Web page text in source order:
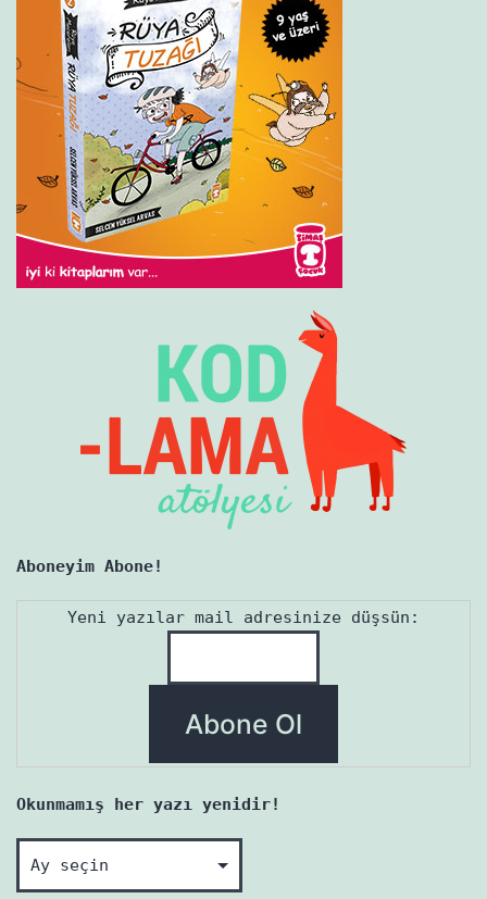
Aboneyim Abone!
Yeni yazılar mail adresinize düşsün:
Okunmamış her yazı yenidir!
Okunmamış
her